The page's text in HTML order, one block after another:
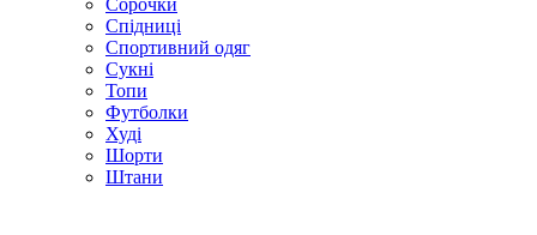
Сорочки
Спідниці
Спортивний одяг
Сукні
Топи
Футболки
Худі
Шорти
Штани